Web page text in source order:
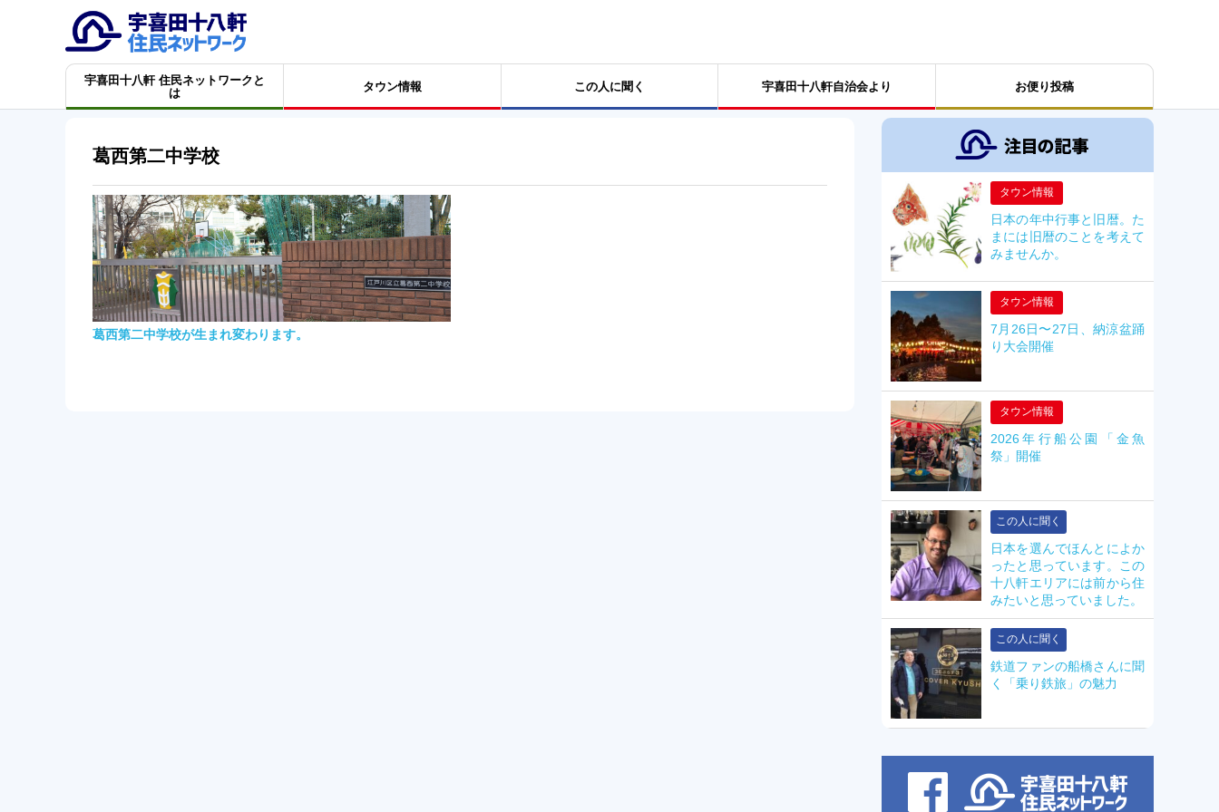
宇喜田十八軒 住民ネットワークと
は
タウン情報 この人に聞く 宇喜田十八軒自治会より お便り投稿
葛西第二中学校
葛西第二中学校が生まれ変わります。
タウン情報
日本の年中行事と旧暦。た
まには旧暦のことを考えて
みませんか。
タウン情報
7月26日〜27日、納涼盆踊
り大会開催
タウン情報
2026年行船公園「金魚
祭」開催
この人に聞く
日本を選んでほんとによか
ったと思っています。この
十八軒エリアには前から住
みたいと思っていました。
この人に聞く
鉄道ファンの船橋さんに聞
く「乗り鉄旅」の魅力